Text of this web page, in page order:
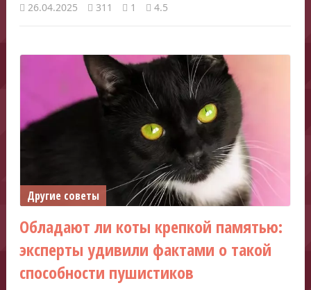
26.04.2025 311 1 4.5
Другие советы
Обладают ли коты крепкой памятью:
эксперты удивили фактами о такой
способности пушистиков